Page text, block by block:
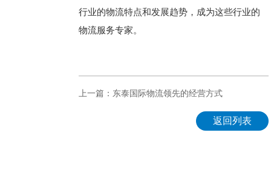
行业的物流特点和发展趋势，成为这些行业的
物流服务专家。
上一篇：东泰国际物流领先的经营方式
返回列表